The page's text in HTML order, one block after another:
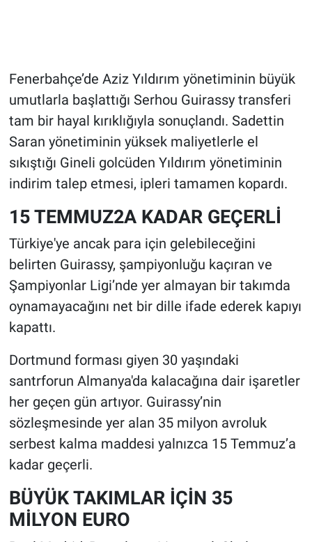
Fenerbahçe’de Aziz Yıldırım yönetiminin büyük
umutlarla başlattığı Serhou Guirassy transferi
tam bir hayal kırıklığıyla sonuçlandı. Sadettin
Saran yönetiminin yüksek maliyetlerle el
sıkıştığı Gineli golcüden Yıldırım yönetiminin
indirim talep etmesi, ipleri tamamen kopardı.
15 TEMMUZ2A KADAR GEÇERLİ
Türkiye'ye ancak para için gelebileceğini
belirten Guirassy, şampiyonluğu kaçıran ve
Şampiyonlar Ligi’nde yer almayan bir takımda
oynamayacağını net bir dille ifade ederek kapıyı
kapattı.
Dortmund forması giyen 30 yaşındaki
santrforun Almanya'da kalacağına dair işaretler
her geçen gün artıyor. Guirassy’nin
sözleşmesinde yer alan 35 milyon avroluk
serbest kalma maddesi yalnızca 15 Temmuz’a
kadar geçerli.
BÜYÜK TAKIMLAR İÇİN 35
MİLYON EURO